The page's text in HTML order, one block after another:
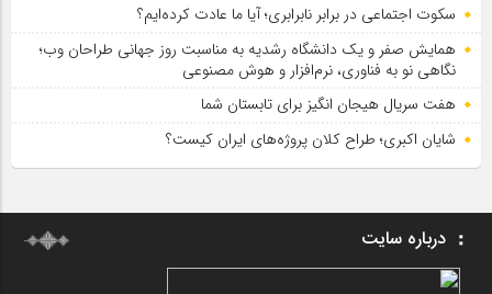
سکوت اجتماعی در برابر نابرابری؛ آیا ما عادت کرده‌ایم؟
همایش صفر و یک دانشگاه رشدیه به مناسبت روز جهانی طراحان وب؛
نگاهی نو به فناوری، نرم‌افزار و هوش مصنوعی
هفت سریال هیجان انگیز برای تابستان شما
شایان اکبری؛ طراح کلان پروژه‌های ایران کیست؟
درباره سایت